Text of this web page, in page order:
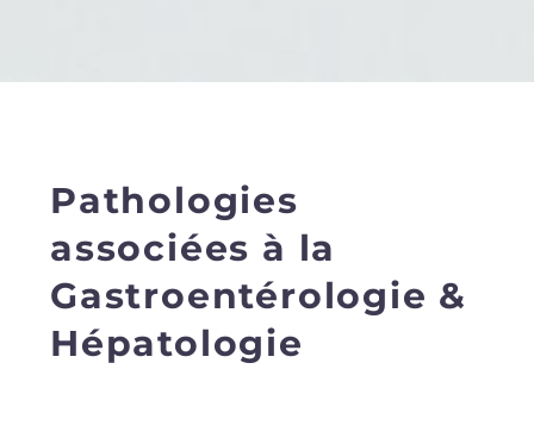
Pathologies
associées à la
Gastroentérologie &
Hépatologie